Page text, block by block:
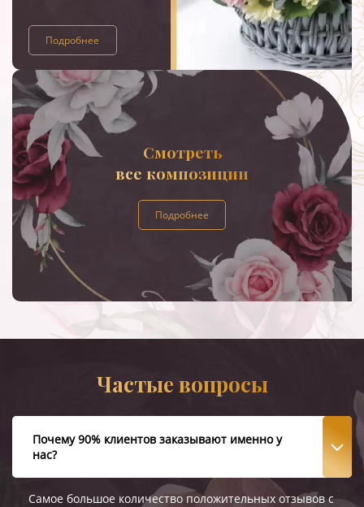
Подробнее
Смотреть
все композиции
Подробнее
Частые вопросы
Почему 90% клиентов заказывают именно у
нас?
Самое большое количество положительных отзывов с